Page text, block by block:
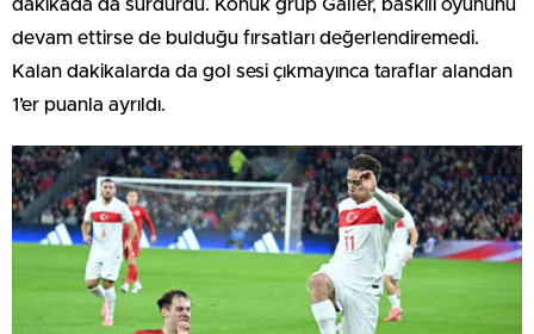
dakikada da sürdürdü. Konuk grup Galler, baskılı oyununu
devam ettirse de bulduğu fırsatları değerlendiremedi.
Kalan dakikalarda da gol sesi çıkmayınca taraflar alandan
1’er puanla ayrıldı.